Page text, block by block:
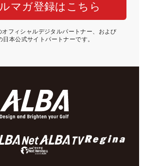
マガ登録はこちら
フィシャルデジタルパートナー、および
日本公式サイトパートナーです。